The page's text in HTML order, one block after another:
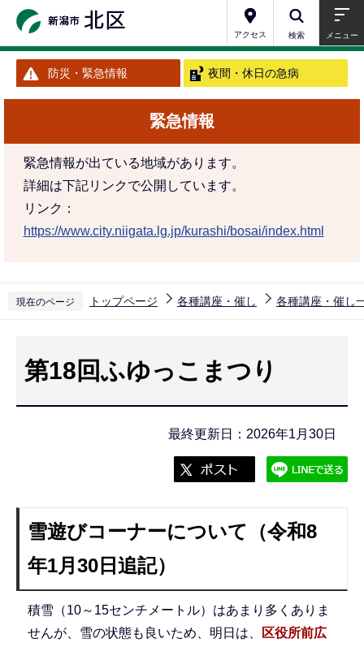
ジ
先
アクセス 検索 メニュー
防災・緊急情報 夜間・休日の急病
緊急情報
緊急情報が出ている地域があります。
詳細は下記リンクで公開しています。
リンク：
https://www.city.niigata.lg.jp/kurashi/bosai/index.html
現在のページ トップページ 各種講座・催し 各種講座・催し
第18回ふゆっこまつり
最終更新日：2026年1月30日
雪遊びコーナーについて（令和8
年1月30日追記）
積雪（10～15センチメートル）はあまり多くありま
せんが、雪の状態も良いため、明日は、
区役所前広